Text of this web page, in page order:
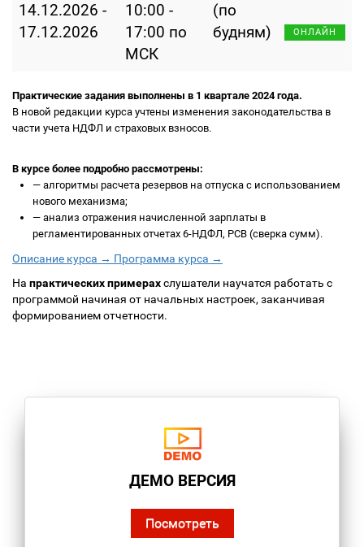
14.12.2026 -
17.12.2026
10:00 -
17:00 по
МСК
(по
будням)
ОНЛАЙН
Практические задания выполнены в 1 квартале 2024 года.
В новой редакции курса учтены изменения законодательства в
части учета НДФЛ и страховых взносов.
В курсе более подробно рассмотрены:
— алгоритмы расчета резервов на отпуска с использованием
нового механизма;
— анализ отражения начисленной зарплаты в
регламентированных отчетах 6-НДФЛ, РСВ (сверка сумм).
Описание курса → Программа курса →
На практических примерахслушатели научатся работать с
программой начиная от начальных настроек, заканчивая
формированием отчетности.
ДЕМО ВЕРСИЯ
Посмотреть